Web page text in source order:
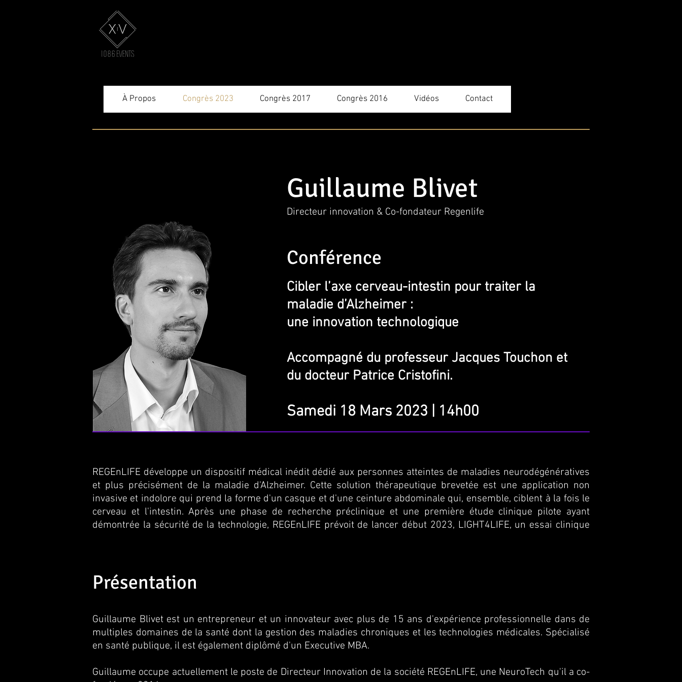
À Propos Congrès 2023 Congrès 2017 Congrès 2016 Vidéos Contact
Guillaume Blivet
Directeur innovation & Co-fondateur Regenlife
Conférence
Cibler l’axe cerveau-intestin pour traiter la
maladie d’Alzheimer :
une innovation technologique​
Accompagné du professeurJacques Touchon et
du docteur Patrice Cristofini.
Samedi 18 Mars 2023 | 14h00
REGEnLIFE développe un dispositif médical inédit dédié aux personnes atteintes de maladies neurodégénératives
et plus précisément de la maladie d'Alzheimer. Cette solution thérapeutique brevetée est une application non
invasive et indolore qui prend la forme d'un casque et d'une ceinture abdominale qui, ensemble, ciblent à la fois le
cerveau et l'intestin. Après une phase de recherche préclinique et une première étude clinique pilote ayant
démontrée la sécurité de la technologie, REGEnLIFE prévoit de lancer début 2023, LIGHT4LIFE, un essai clinique
Présentation
Guillaume Blivet est un entrepreneur et un innovateur avec plus de 15 ans d'expérience professionnelle dans de
multiples domaines de la santé dont la gestion des maladies chroniques et les technologies médicales. Spécialisé
en santé publique, il est également diplômé d'un Executive MBA.
Guillaume occupe actuellement le poste de Directeur Innovation de la société REGEnLIFE, une NeuroTech qu'il a co-